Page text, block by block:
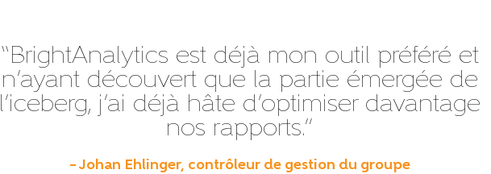
“BrightAnalytics est déjà mon outil préféré et
n’ayant découvert que la partie émergée de
l’iceberg, j’ai déjà hâte d’optimiser davantage
nos rapports.”
– Johan Ehlinger, contrôleur de gestion du groupe